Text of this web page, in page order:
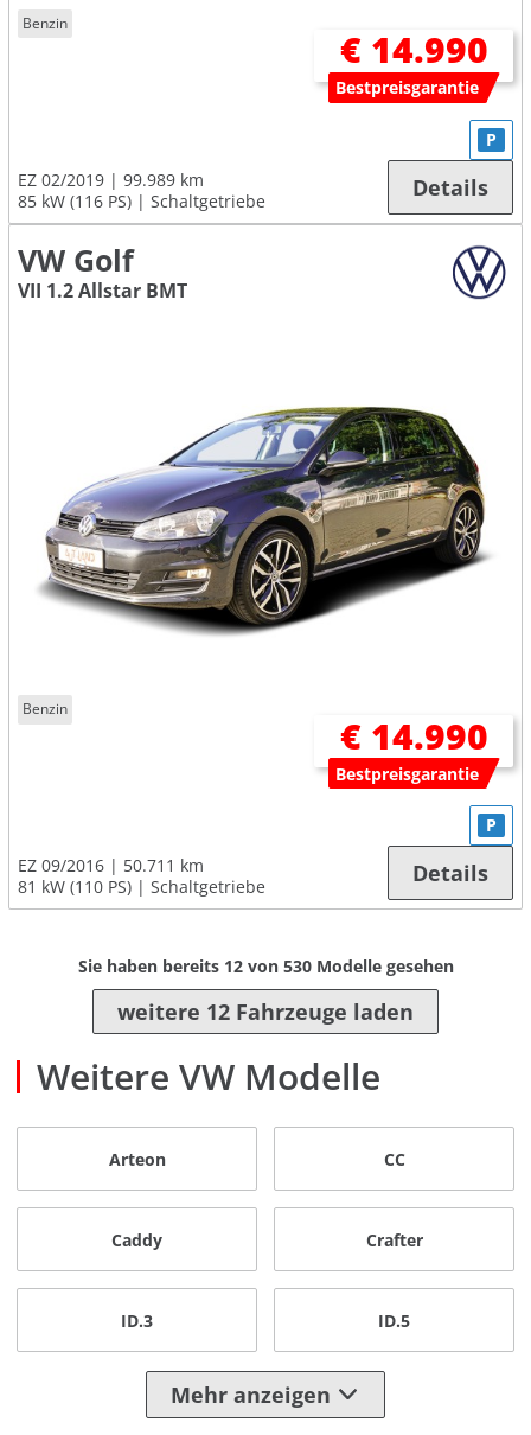
Benzin
€ 14.990
Bestpreisgarantie
EZ 02/2019
99.989 km
85 kW (116 PS)
Schaltgetriebe
P
Details
VW Golf
VII 1.2 Allstar BMT
Benzin
€ 14.990
Bestpreisgarantie
EZ 09/2016
50.711 km
81 kW (110 PS)
Schaltgetriebe
P
Details
Sie haben bereits 12von 530Modelle gesehen
weitere 12 Fahrzeuge laden
Weitere VW Modelle
Arteon CC
Caddy Crafter
ID.3 ID.5
Mehr anzeigen